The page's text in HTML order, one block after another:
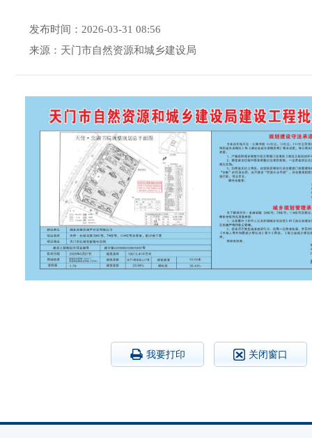
发布时间：2026-03-31 08:56
来源：天门市自然资源和城乡建设局
我要打印 关闭窗口